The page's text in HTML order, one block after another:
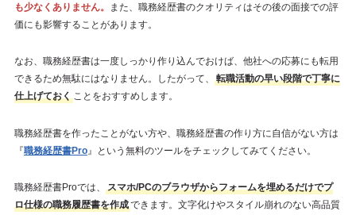
も少なくありません。
また、職務経歴書のクオリティはその後の面接での評
価にも影響することがあります。
なお、職務経歴書は一度しっかり作り込んでおけば、他社への応募にも転用
できるため無駄にはなりません。したがって、
転職活動の早い段階で丁寧に
仕上げておくことをおすすめします。
職務経歴書を作ったことがない方や、職務経歴書の作り方に自信がない方は
『職務経歴書Pro』という無料のツールをチェックしてみてください。
職務経歴書Proでは、
スマホ/PCのブラウザからフォームを埋めるだけでプ
ロ仕様の職務履歴書を作成できます。文字化けやスタイル崩れのない高品質